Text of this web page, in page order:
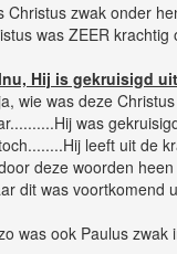
Christus zwak onder
was ZEER
Hij is gekruisigd
wie was deze
was
leeft uit de
deze woorden
dit was voortkomend
was ook Paulus